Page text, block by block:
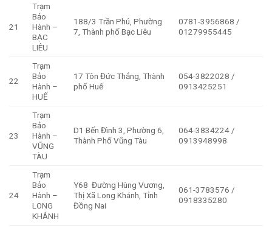
21
Trạm
Bảo
Hành –
BẠC
LIÊU
188/3 Trần Phú, Phường
7, Thành phố Bạc Liêu
0781-3956868 /
01279955445
22
Trạm
Bảo
Hành –
HUẾ
17 Tôn Đức Thắng, Thành
phố Huế
054-3822028 /
0913425251
23
Trạm
Bảo
Hành –
VŨNG
TÀU
D1 Bến Đình 3, Phường 6,
Thành Phố Vũng Tàu
064-3834224 /
0913948998
24
Trạm
Bảo
Hành –
LONG
KHÁNH
Y68 Đường Hùng Vương,
Thị Xã Long Khánh, Tỉnh
Đồng Nai
061-3783576 /
0918335280